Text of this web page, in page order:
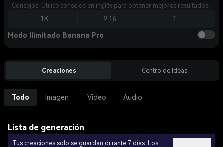
Consejos: Utilice consejos en inglés para obtener mejores resultados.
1K 9:16 1
Modo Ilimitado Banana Pro
Creaciones Centro de Ideas
Todo Imagen Video Audio
Lista de generación
Tus creaciones solo se guardan durante 7 días. Los